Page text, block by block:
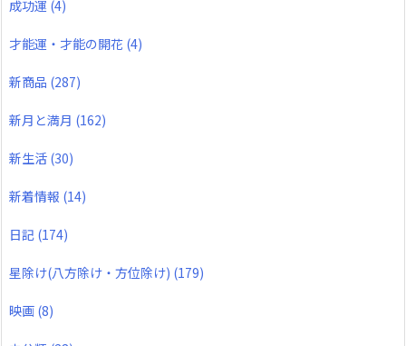
成功運 (4)
才能運・才能の開花 (4)
新商品 (287)
新月と満月 (162)
新生活 (30)
新着情報 (14)
日記 (174)
星除け(八方除け・方位除け) (179)
映画 (8)